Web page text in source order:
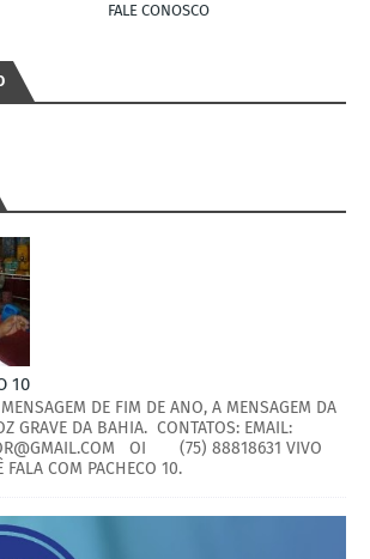
FALE CONOSCO
10
DE FIM DE ANO, A MENSAGEM DA
GRAVE DA BAHIA. CONTATOS: EMAIL:
OI (75) 88818631 VIVO
COM PACHECO 10.